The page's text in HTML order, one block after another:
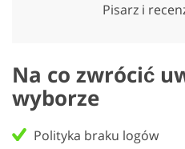
Pisarz i
Na co zwrócić
wyborze
Polityka braku logów